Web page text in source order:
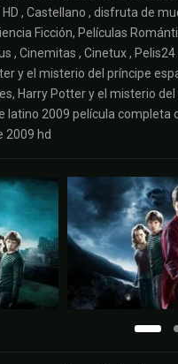
HD , Castellano , disfruta de
Ficción, Películas
, Cinemitas , Cinetux ,
y el misterio del príncipe
Harry Potter y el misterio
latino 2009 película
2009 hd